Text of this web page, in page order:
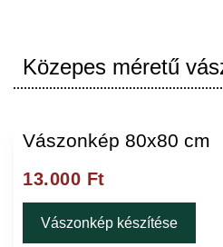
Közepes méretű
Vászonkép 80x80 cm
13.000 Ft
Vászonkép készítése